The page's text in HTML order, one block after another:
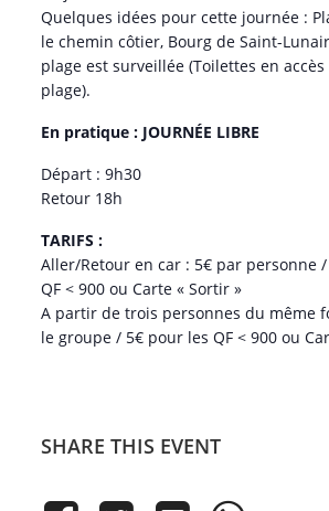
Quelques idées pour cette journée :
le chemin côtier, Bourg de Saint-
plage est surveillée (Toilettes en
plage).
En pratique : JOURNÉE LIBRE
Départ : 9h30
Retour 18h
TARIFS :
Aller/Retour en car : 5€ par personne
QF < 900 ou Carte « Sortir »
A partir de trois personnes du même
le groupe / 5€ pour les QF < 900 ou
SHARE THIS EVENT